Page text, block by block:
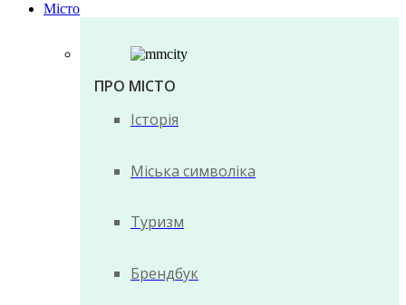
Місто
ПРО МІСТО
Історія
Міська символіка
Туризм
Брендбук